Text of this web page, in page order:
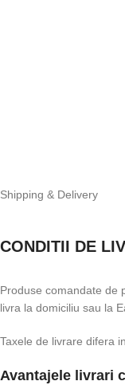
Shipping & Delivery
CONDITII DE
Produse comandate de
livra la domiciliu sau la
Taxele de livrare difera
Avantajele livrari